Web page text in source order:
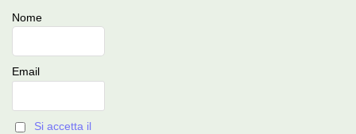
Nome
Email
Si accetta il